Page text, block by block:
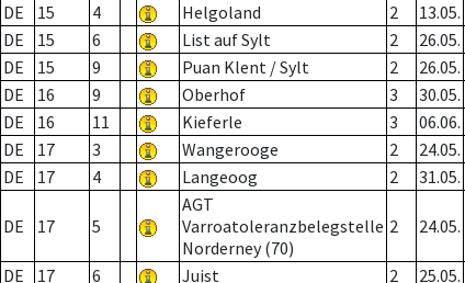
DE
15 4 Helgoland 2 13.05.
DE
15 6 List auf Sylt 2 26.05.
DE
15 9 Puan Klent / Sylt 2 26.05.
DE
16 9 Oberhof 3 30.05.
DE
16 11 Kieferle 3 06.06.
DE
17 3 Wangerooge 2 24.05.
DE
17 4 Langeoog 2 31.05.
DE 17 5
AGT
Varroatoleranzbelegstelle
Norderney (70)
2 24.05.
DE 17 6 Juist 2 25.05.